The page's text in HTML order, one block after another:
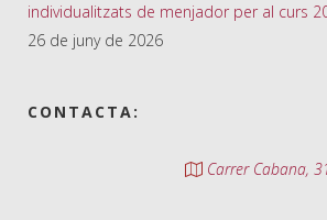
individualitzats de menjador per al curs
26 de juny de 2026
CONTACTA:
Carrer Cabana,